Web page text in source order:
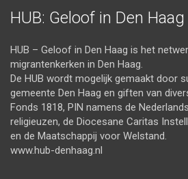
HUB: Geloof in Den Haag
HUB – Geloof in Den Haag is het
migrantenkerken in Den Haag.
De HUB wordt mogelijk gemaakt door
gemeente Den Haag en giften van
Fonds 1818, PIN namens de
religieuzen, de Diocesane Caritas
en de Maatschappij voor Welstand.
www.hub-denhaag.nl